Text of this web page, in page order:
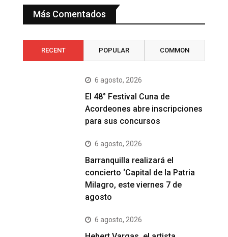
Más Comentados
RECENT POPULAR COMMON
6 agosto, 2026
El 48° Festival Cuna de
Acordeones abre inscripciones
para sus concursos
6 agosto, 2026
Barranquilla realizará el
concierto ‘Capital de la Patria
Milagro, este viernes 7 de
agosto
6 agosto, 2026